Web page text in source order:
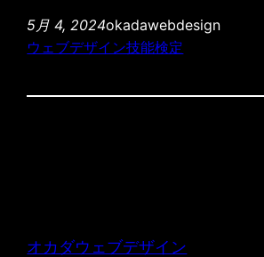
5月 4, 2024okadawebdesign
ウェブデザイン技能検定
オカダウェブデザイン